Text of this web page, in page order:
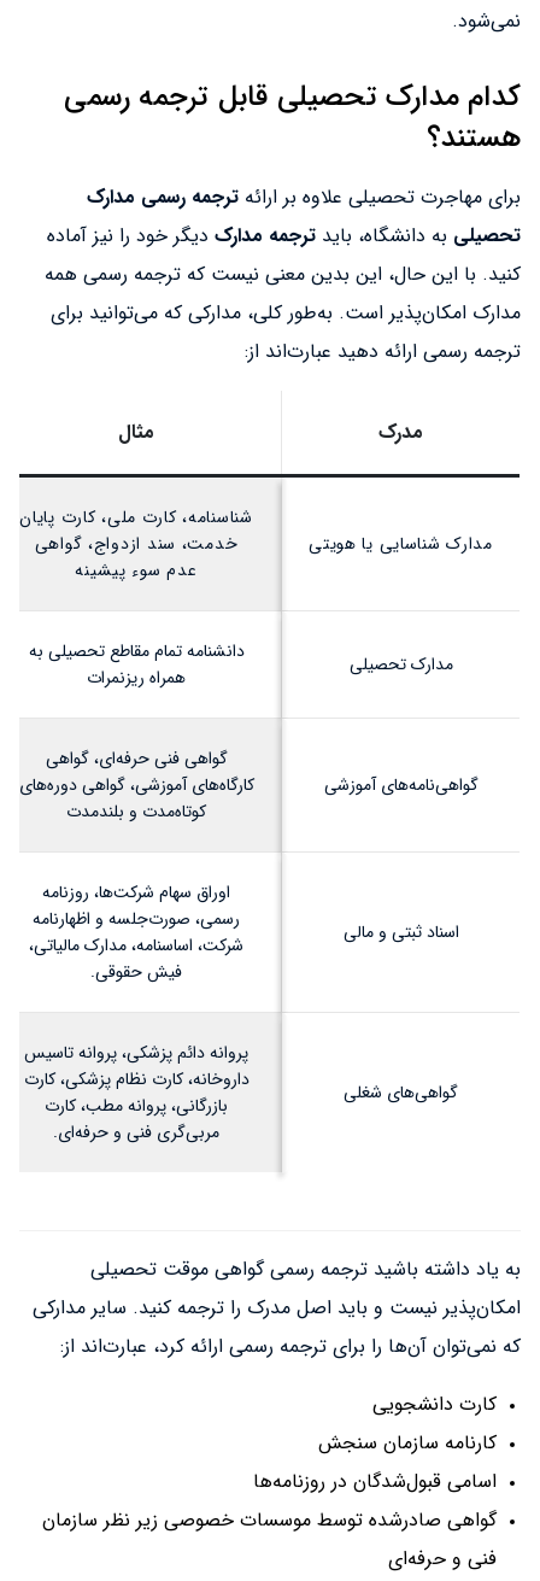
نمی‌شود.
کدام مدارک تحصیلی قابل ترجمه رسمی
هستند؟
برای مهاجرت تحصیلی علاوه بر ارائه ترجمه رسمی مدارک
تحصیلی به دانشگاه، باید ترجمه مدارک دیگر خود را نیز آماده
کنید. با این حال، این بدین معنی نیست که ترجمه رسمی همه
مدارک امکان‌پذیر است. به‌طور کلی، مدارکی که می‌توانید برای
ترجمه رسمی ارائه دهید عبارت‌اند از:
مدرک مثال
مدارک شناسایی یا هویتی
شناسنامه، کارت ملی، کارت پایان
خدمت، سند ازدواج، گواهی
عدم سوء پیشینه
مدارک تحصیلی
دانشنامه تمام مقاطع تحصیلی به
همراه ریزنمرات
گواهی‌نامه‌های آموزشی
گواهی فنی حرفه‌ای، گواهی
کارگاه‌های آموزشی، گواهی دوره‌های
کوتاه‌مدت و بلندمدت
اسناد ثبتی و مالی
اوراق سهام شرکت‌ها، روزنامه
رسمی، صورت‌جلسه و اظهارنامه
شرکت، اساسنامه، مدارک مالیاتی،
فیش حقوقی.
گواهی‌های شغلی
پروانه دائم پزشکی، پروانه تاسیس
داروخانه، کارت نظام پزشکی، کارت
بازرگانی، پروانه مطب، کارت
مربی‌گری فنی و حرفه‌ای.
به یاد داشته باشید ترجمه رسمی گواهی موقت تحصیلی
امکان‌پذیر نیست و باید اصل مدرک را ترجمه کنید. سایر مدارکی
که نمی‌توان آن‌ها را برای ترجمه رسمی ارائه کرد، عبارت‌اند از:
کارت دانشجویی
کارنامه سازمان سنجش
اسامی قبول‌شدگان در روزنامه‌ها
گواهی صادرشده توسط موسسات خصوصی زیر نظر سازمان
فنی و حرفه‌ای